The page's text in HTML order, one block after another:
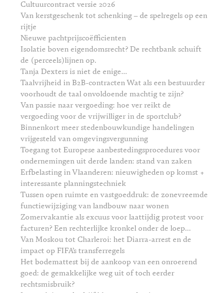
Cultuurcontract versie 2026
Van kerstgeschenk tot schenking – de spelregels op een
rijtje
Nieuwe pachtprijscoëfficienten
Isolatie boven eigendomsrecht? De rechtbank schuift
de (perceels)lijnen op.
Tanja Dexters is niet de enige...
Taalvrijheid in B2B-contracten Wat als een bestuurder
voorhoudt de taal onvoldoende machtig te zijn?
Van passie naar vergoeding: hoe ver reikt de
vergoeding voor de vrijwilliger in de sportclub?
Binnenkort meer stedenbouwkundige handelingen
vrijgesteld van omgevingsvergunning
Toegang tot Europese aanbestedingsprocedures voor
ondernemingen uit derde landen: stand van zaken
Erfbelasting in Vlaanderen: nieuwigheden op komst +
interessante planningstechniek
Tussen open ruimte en vastgoeddruk: de zonevreemde
functiewijziging van landbouw naar wonen
Zomervakantie als excuus voor laattijdig protest voor
facturen? Een rechterlijke kronkel onder de loep…
Van Moskou tot Charleroi: het Diarra-arrest en de
impact op FIFA’s transferregels
Het bodemattest bij de aankoop van een onroerend
goed: de gemakkelijke weg uit of toch eerder
rechtsmisbruik?